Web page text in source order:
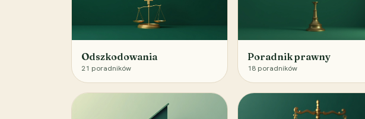
Odszkodowania
21 poradników
Poradnik prawny
18 poradników